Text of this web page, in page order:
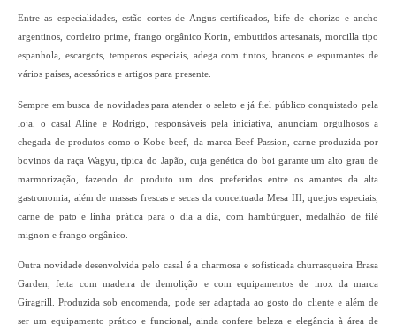
Entre as especialidades, estão cortes de Angus certificados, bife de chorizo e ancho
argentinos, cordeiro prime, frango orgânico Korin, embutidos artesanais, morcilla tipo
espanhola, escargots, temperos especiais, adega com tintos, brancos e espumantes de
vários países, acessórios e artigos para presente.
Sempre em busca de novidades para atender o seleto e já fiel público conquistado pela
loja, o casal Aline e Rodrigo, responsáveis pela iniciativa, anunciam orgulhosos a
chegada de produtos como o Kobe beef, da marca Beef Passion, carne produzida por
bovinos da raça Wagyu, típica do Japão, cuja genética do boi garante um alto grau de
marmorização, fazendo do produto um dos preferidos entre os amantes da alta
gastronomia, além de massas frescas e secas da conceituada Mesa III, queijos especiais,
carne de pato e linha prática para o dia a dia, com hambúrguer, medalhão de filé
mignon e frango orgânico.
Outra novidade desenvolvida pelo casal é a charmosa e sofisticada churrasqueira Brasa
Garden, feita com madeira de demolição e com equipamentos de inox da marca
Giragrill. Produzida sob encomenda, pode ser adaptada ao gosto do cliente e além de
ser um equipamento prático e funcional, ainda confere beleza e elegância à área de